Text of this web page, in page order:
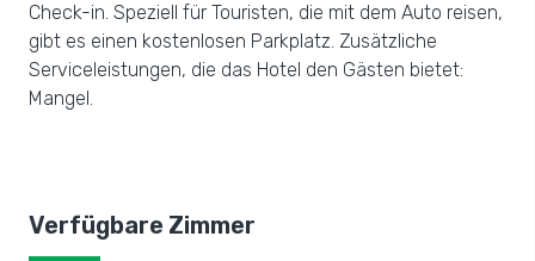
Check-in. Speziell für Touristen, die mit dem Auto reisen,
gibt es einen kostenlosen Parkplatz. Zusätzliche
Serviceleistungen, die das Hotel den Gästen bietet:
Mangel.
Verfügbare Zimmer